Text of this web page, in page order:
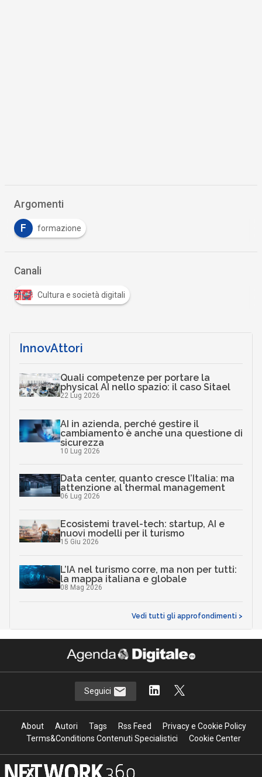
Argomenti
F formazione
Canali
Cultura e società digitali
InnovAttori
Quali competenze per portare la
physical AI nello spazio: il caso Sitael
22 Lug 2026
AI in azienda, perché gestire il
cambiamento è anche una questione di
sicurezza
10 Lug 2026
Data center, quanto cresce l’Italia: ma
attenzione al thermal management
06 Lug 2026
Ecosistemi travel-tech: startup, AI e
nuovi modelli per il turismo
15 Giu 2026
L’IA nel turismo corre, ma non per tutti:
la mappa italiana e globale
08 Mag 2026
Vedi tutti gli approfondimenti >
Seguici
About Autori Tags Rss Feed
Privacy e Cookie Policy
Terms&Conditions Contenuti Specialistici
Cookie Center